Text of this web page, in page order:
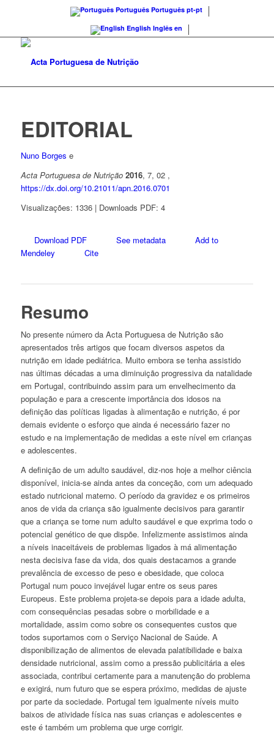
Português Português pt-pt
English Inglês en
EDITORIAL
Nuno Borges e
Acta Portuguesa de Nutrição 2016, 7, 02 ,
https://dx.doi.org/10.21011/apn.2016.0701
Visualizações: 1336 | Downloads PDF: 4
Download PDF See metadata
Add to
Mendeley
Cite
Resumo
No presente número da Acta Portuguesa de Nutrição são
apresentados três artigos que focam diversos aspetos da
nutrição em idade pediátrica. Muito embora se tenha assistido
nas últimas décadas a uma diminuição progressiva da natalidade
em Portugal, contribuindo assim para um envelhecimento da
população e para a crescente importância dos idosos na
definição das políticas ligadas à alimentação e nutrição, é por
demais evidente o esforço que ainda é necessário fazer no
estudo e na implementação de medidas a este nível em crianças
e adolescentes.
A definição de um adulto saudável, diz-nos hoje a melhor ciência
disponível, inicia-se ainda antes da conceção, com um adequado
estado nutricional materno. O período da gravidez e os primeiros
anos de vida da criança são igualmente decisivos para garantir
que a criança se torne num adulto saudável e que exprima todo o
potencial genético de que dispõe. Infelizmente assistimos ainda
a níveis inaceitáveis de problemas ligados à má alimentação
nesta decisiva fase da vida, dos quais destacamos a grande
prevalência de excesso de peso e obesidade, que coloca
Portugal num pouco invejável lugar entre os seus pares
Europeus. Este problema projeta-se depois para a idade adulta,
com consequências pesadas sobre o morbilidade e a
mortalidade, assim como sobre os consequentes custos que
todos suportamos com o Serviço Nacional de Saúde. A
disponibilização de alimentos de elevada palatibilidade e baixa
densidade nutricional, assim como a pressão publicitária a eles
associada, contribui certamente para a manutenção do problema
e exigirá, num futuro que se espera próximo, medidas de ajuste
por parte da sociedade. Portugal tem igualmente níveis muito
baixos de atividade física nas suas crianças e adolescentes e
este é também um problema que urge corrigir.